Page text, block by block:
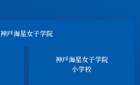
神戸海星女子学院
神戸海星女子学院
小学校